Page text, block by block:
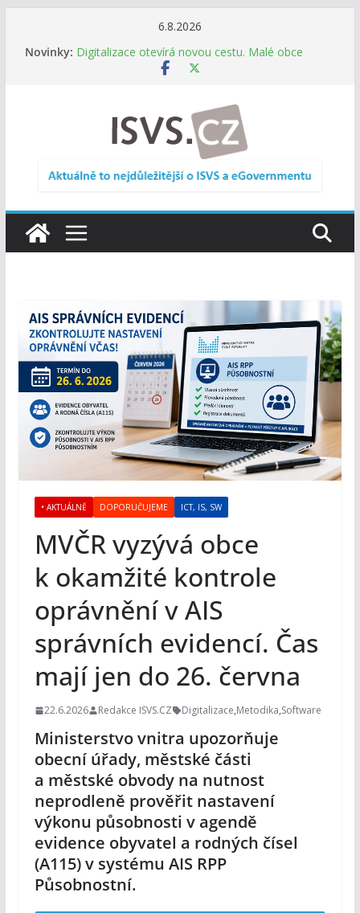
6.8.2026
Novinky: Digitalizace otevírá novou cestu. Malé obce
nemusí zanikat, mohou více spolupracovat
DIA: Informační systém dlouhodobého řízení
(ISDŘ) je od července v plném provozu
RVIS – Výbor pro architekturu a řízení ICT
zveřejnil materiály z nového jednání
Informace o obcích vždy po ruce. SMS ČR spouští
• AKTUÁLNĚ DOPORUČUJEME ICT, IS, SW
MVČR vyzývá obce
k okamžité kontrole
oprávnění v AIS
správních evidencí. Čas
mají jen do 26. června
22.6.2026 Redakce ISVS.CZ Digitalizace,Metodika,Software
Ministerstvo vnitra upozorňuje
obecní úřady, městské části
a městské obvody na nutnost
neprodleně prověřit nastavení
výkonu působnosti v agendě
evidence obyvatel a rodných čísel
(A115) v systému AIS RPP
Působnostní.